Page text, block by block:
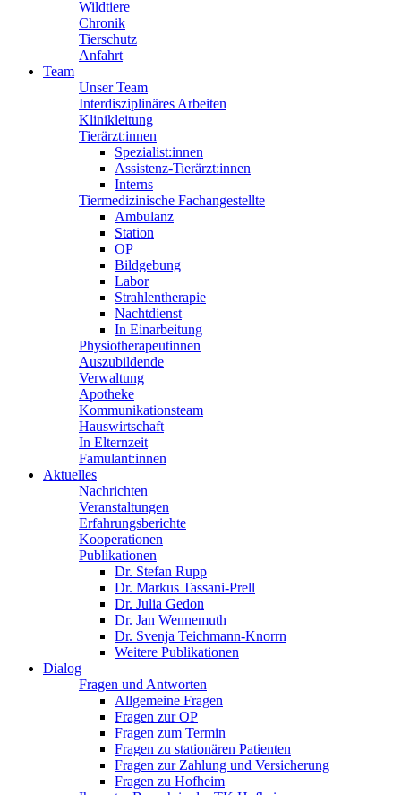
Wildtiere
Chronik
Tierschutz
Anfahrt
Team
Unser Team
Interdisziplinäres Arbeiten
Klinikleitung
Tierärzt:innen
Spezialist:innen
Assistenz-Tierärzt:innen
Interns
Tiermedizinische Fachangestellte
Ambulanz
Station
OP
Bildgebung
Labor
Strahlentherapie
Nachtdienst
In Einarbeitung
Physiotherapeutinnen
Auszubildende
Verwaltung
Apotheke
Kommunikationsteam
Hauswirtschaft
In Elternzeit
Famulant:innen
Aktuelles
Nachrichten
Veranstaltungen
Erfahrungsberichte
Kooperationen
Publikationen
Dr. Stefan Rupp
Dr. Markus Tassani-Prell
Dr. Julia Gedon
Dr. Jan Wennemuth
Dr. Svenja Teichmann-Knorrn
Weitere Publikationen
Dialog
Fragen und Antworten
Allgemeine Fragen
Fragen zur OP
Fragen zum Termin
Fragen zu stationären Patienten
Fragen zur Zahlung und Versicherung
Fragen zu Hofheim